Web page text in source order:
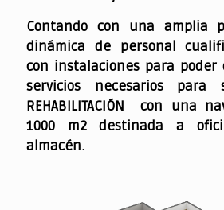
Contando con una amplia
dinámica de personal
con instalaciones para poder
servicios necesarios para
REHABILITACIÓN con una
1000 m2 destinada a
almacén.